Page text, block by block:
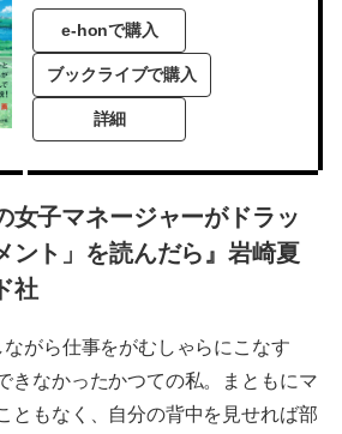
e-honで購入
ブックライブで購入
詳細
女子マネージャーがドラッ
ント」を読んだら』岩崎夏
社
がら仕事をがむしゃらにこなす
きなかったかつての私。まともにマ
ともなく、自分の背中を見せれば部